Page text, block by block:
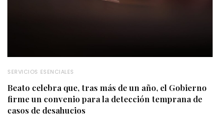
SERVICIOS ESENCIALES
Beato celebra que, tras más de un año, el Gobierno
firme un convenio para la detección temprana de
casos de desahucios